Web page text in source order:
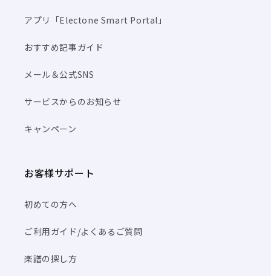
アプリ「Electone Smart Portal」
おすすめ記事ガイド
メール＆公式SNS
サービスからのお知らせ
キャンペーン
お客様サポート
初めての方へ
ご利用ガイド/よくあるご質問
楽譜の探し方